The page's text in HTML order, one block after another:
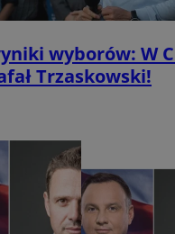
wyborów: W
Trzaskowski!